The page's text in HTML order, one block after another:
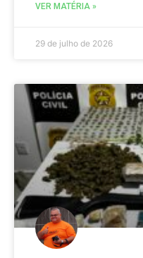
VER MATÉRIA »
29 de julho de 2026